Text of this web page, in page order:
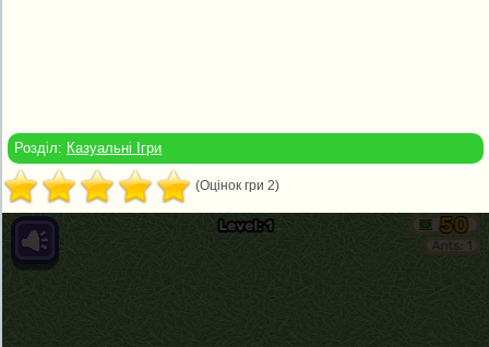
Розділ: Казуальні Ігри
(Оцінок гри 2)